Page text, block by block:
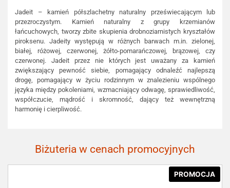
Jadeit – kamień półszlachetny naturalny przeświecającym lub
przezroczystym. Kamień naturalny z grupy krzemianów
łańcuchowych, tworzy zbite skupienia drobnoziarnistych kryształów
piroksenu. Jadeity występują w różnych barwach m.in. zielonej,
białej, różowej, czerwonej, żółto-pomarańczowej, brązowej, czy
czerwonej. Jadeit przez nie których jest uważany za kamień
zwiększający pewność siebie, pomagający odnaleźć najlepszą
drogę, pomagający w życiu rodzinnym w znalezieniu wspólnego
języka między pokoleniami, wzmacniający odwagę, sprawiedliwość,
współczucie, mądrość i skromność, dający też wewnętrzną
harmonię i cierpliwość.
Biżuteria w cenach promocyjnych
PROMOCJA